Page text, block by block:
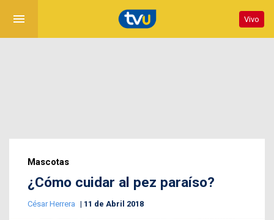
menu Vivo
Mascotas
¿Cómo cuidar al pez paraíso?
César Herrera 11 de Abril 2018